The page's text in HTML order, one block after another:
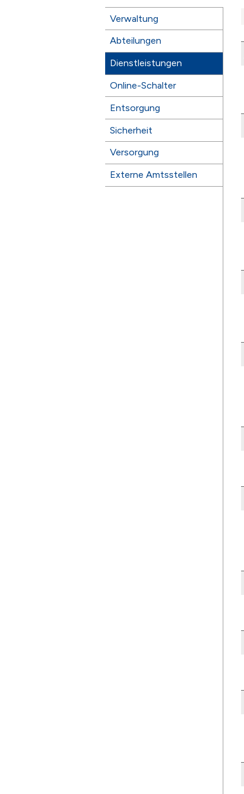
Subnavigation
Verwaltung
Abteilungen
Dienstleistungen
Online-Schalter
Entsorgung
Sicherheit
Versorgung
Externe Amtsstellen